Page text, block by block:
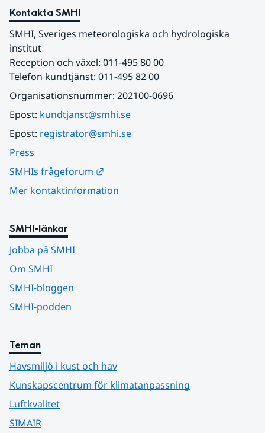
Kontakta SMHI
SMHI, Sveriges meteorologiska och hydrologiska
institut
Reception och växel: 011-495 80 00
Telefon kundtjänst: 011-495 82 00
Organisationsnummer: 202100-0696
Epost: kundtjanst@smhi.se
Epost: registrator@smhi.se
Press
SMHIs frågeforum
Mer kontaktinformation
SMHI-länkar
Jobba på SMHI
Om SMHI
SMHI-bloggen
SMHI-podden
Teman
Havsmiljö i kust och hav
Kunskapscentrum för klimatanpassning
Luftkvalitet
SIMAIR